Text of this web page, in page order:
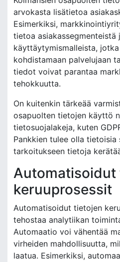
arvokasta lisätietoa
Esimerkiksi,
tietoa asiakassegmenteistä
käyttäytymismalleista,
kohdistamaan palvelujaan
tiedot voivat parantaa
tehokkuutta.
On kuitenkin tärkeää
osapuolten tietojen käyttö
tietosuojalakeja, kuten
Pankkien tulee olla tietoisia
tarkoitukseen tietoja
Automatisoidut
keruuprosessit
Automatisoidut tietojen
tehostaa analytiikan
Automaatio voi vähentää
virheiden mahdollisuutta,
laatua. Esimerkiksi,